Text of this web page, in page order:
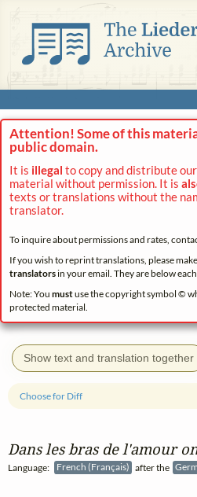
Attention! Some of this
public domain.
It is illegal to copy and distribute
material without permission. It is
texts or translations without the
translator.
To inquire about permissions and rates,
If you wish to reprint translations, please
translatorsin your email. They are below
Note: You mustuse the copyright symbol ©
protected material.
Show text and translation together
Dans les bras de l'amour
Language: French (Français) after the
Choose for Diff